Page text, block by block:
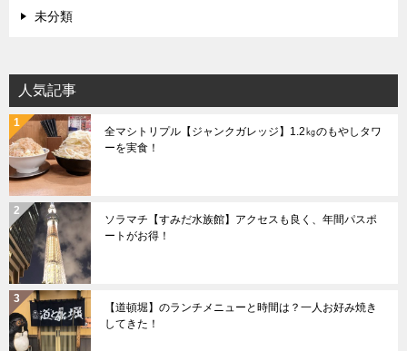
未分類
人気記事
全マシトリプル【ジャンクガレッジ】1.2㎏のもやしタワ
ーを実食！
ソラマチ【すみだ水族館】アクセスも良く、年間パスポ
ートがお得！
【道頓堀】のランチメニューと時間は？一人お好み焼き
してきた！